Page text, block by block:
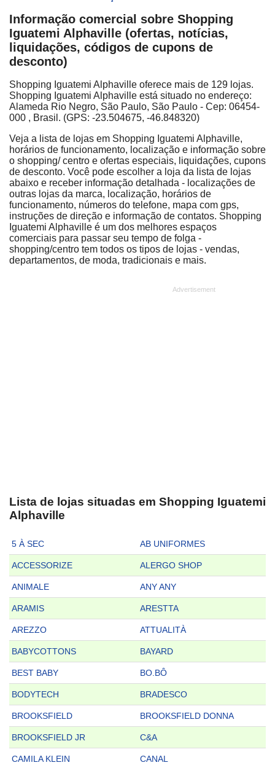
Informação comercial sobre Shopping
Iguatemi Alphaville (ofertas, notícias,
liquidações, códigos de cupons de
desconto)
Shopping Iguatemi Alphaville oferece mais de 129 lojas.
Shopping Iguatemi Alphaville está situado no endereço:
Alameda Rio Negro, São Paulo, São Paulo - Cep: 06454-
000 ‎, Brasil. (GPS: -23.504675, -46.848320)
Veja a lista de lojas em Shopping Iguatemi Alphaville,
horários de funcionamento, localização e informação sobre
o shopping/ centro e ofertas especiais, liquidações, cupons
de desconto. Você pode escolher a loja da lista de lojas
abaixo e receber informação detalhada - localizações de
outras lojas da marca, localização, horários de
funcionamento, números do telefone, mapa com gps,
instruções de direção e informação de contatos. Shopping
Iguatemi Alphaville é um dos melhores espaços
comerciais para passar seu tempo de folga -
shopping/centro tem todos os tipos de lojas - vendas,
departamentos, de moda, tradicionais e mais.
Lista de lojas situadas em Shopping Iguatemi
Alphaville
5 À SEC AB UNIFORMES
ACCESSORIZE ALERGO SHOP
ANIMALE ANY ANY
ARAMIS ARESTTA
AREZZO ATTUALITÀ
BABYCOTTONS BAYARD
BEST BABY BO.BÔ
BODYTECH BRADESCO
BROOKSFIELD BROOKSFIELD DONNA
BROOKSFIELD JR C&A
CAMILA KLEIN CANAL